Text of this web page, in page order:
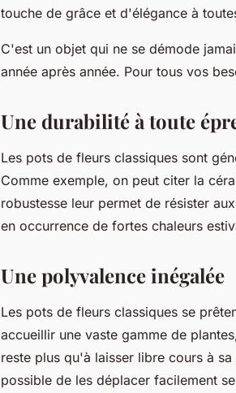
touche de grâce et d'élégance à
C'est un objet qui ne se démode
année après année. Pour tous vos
Une durabilité à toute
Les pots de fleurs classiques sont
Comme exemple, on peut citer la
robustesse leur permet de résister
en occurrence de fortes chaleurs
Une polyvalence inégalée
Les pots de fleurs classiques se
accueillir une vaste gamme de
reste plus qu'à laisser libre cours à
possible de les déplacer facilement